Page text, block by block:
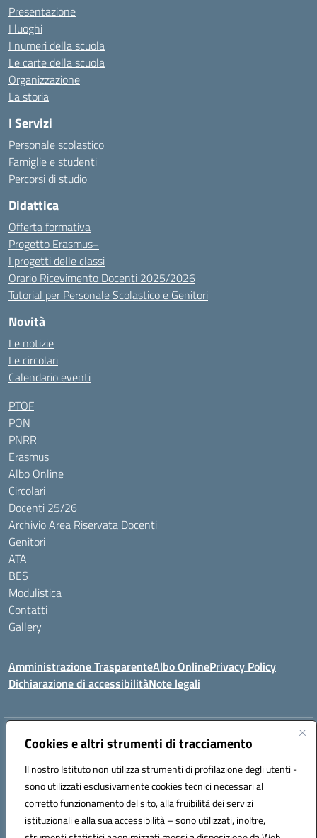
Cookies e altri strumenti di tracciamento
Il nostro Istituto non utilizza strumenti di profilazione degli utenti -
sono utilizzati esclusivamente cookies tecnici necessari al
corretto funzionamento del sito, alla fruibilità dei servizi
istituzionali e alla sua accessibilità – sono utilizzati, inoltre,
Presentazione
I luoghi
I numeri della scuola
Le carte della scuola
Organizzazione
La storia
I Servizi
Personale scolastico
Famiglie e studenti
Percorsi di studio
Didattica
Offerta formativa
Progetto Erasmus+
I progetti delle classi
Orario Ricevimento Docenti 2025/2026
Tutorial per Personale Scolastico e Genitori
Novità
Le notizie
Le circolari
Calendario eventi
PTOF
PON
PNRR
Erasmus
Albo Online
Circolari
Docenti 25/26
Archivio Area Riservata Docenti
Genitori
ATA
BES
Modulistica
Contatti
Gallery
Amministrazione TrasparenteAlbo OnlinePrivacy Policy
Dichiarazione di accessibilitàNote legali
Indirizzo:Via Coniugi Crigna – Cap. 89861 – Tropea (VV)
Posta elettronica certificata (PEC):vvic82200d@pec.istruzione.it
Codice fiscale: 96012410799
Codice meccanografico:VVIC82200D
Codice Indice delle Pubbliche Amministrazioni (IPA): istsc_vvic82200d